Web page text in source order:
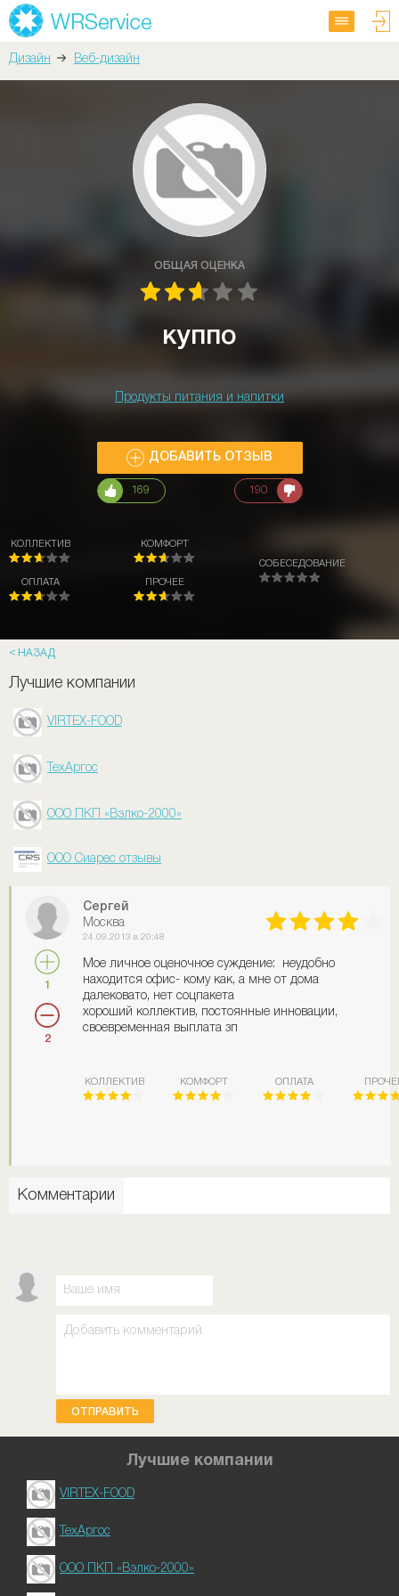
Дизайн Веб-дизайн
ОБЩАЯ ОЦЕНКА
куппо
Продукты питания и напитки
ДОБАВИТЬ ОТЗЫВ
169 190
КОЛЛЕКТИВ
ОПЛАТА
КОМФОРТ
ПРОЧЕЕ
СОБЕСЕДОВАНИЕ
НАЗАД
Лучшие компании
VIRTEX-FOOD
ТехАргос
ООО ПКП «Вэлко-2000»
ООО Сиарес отзывы
1
2
Сергей
Москва
24.09.2013 в 20:48
Мое личное оценочное суждение: неудобно
находится офис- кому как, а мне от дома
далековато, нет соцпакета
хороший коллектив, постоянные инновации,
своевременная выплата зп
КОЛЛЕКТИВ КОМФОРТ ОПЛАТА
Комментарии
ОТПРАВИТЬ
Лучшие компании
VIRTEX-FOOD
ТехАргос
ООО ПКП «Вэлко-2000»